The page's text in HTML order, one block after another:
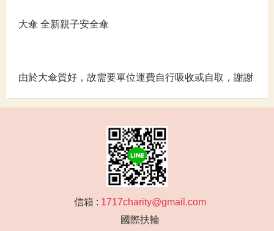
大傘 全新親子安全傘
由於大傘質好，故需要單位運費自行吸收或自取，謝謝
信箱 : 1717charity@gmail.com
國際扶輪